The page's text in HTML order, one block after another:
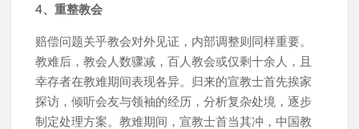
4、重整教会
赔偿问题关乎教会对外见证，内部调整则同样重要。
教难后，教会人数骤减，百人教会或仅剩十余人，且
幸存者在教难期间表现各异。归来的宣教士首先挨家
探访，倾听会友与领袖的经历，分析复杂处境，逐步
制定处理方案。教难期间，宣教士首当其冲，中国教